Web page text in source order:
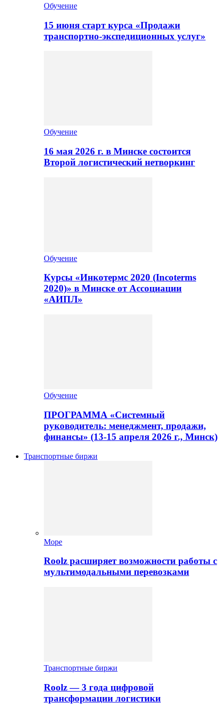
Обучение
15 июня старт курса «Продажи
транспортно-экспедиционных услуг»
Обучение
16 мая 2026 г. в Минске состоится
Второй логистический нетворкинг
Обучение
Курсы «Инкотермс 2020 (Incoterms
2020)» в Минске от Ассоциации
«АИПЛ»
Обучение
ПРОГРАММА «Системный
руководитель: менеджмент, продажи,
финансы» (13-15 апреля 2026 г., Минск)
Транспортные биржи
Море
Roolz расширяет возможности работы с
мультимодальными перевозками
Транспортные биржи
Roolz — 3 года цифровой
трансформации логистики